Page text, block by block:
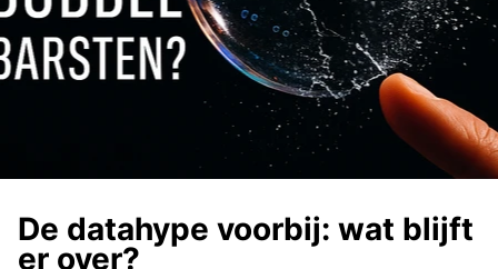
De datahype voorbij: wat blijft
er over?